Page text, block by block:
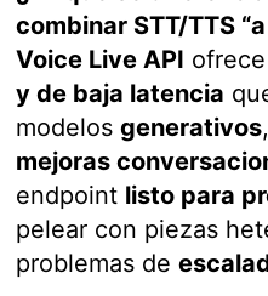
combinar STT/TTS
Voice Live API
y de baja latencia
modelosgenerativos
mejoras
endpoint listo para
pelear con piezas
problemas de